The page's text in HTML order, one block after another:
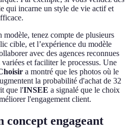
qui incarne un style de vie actif et
tenez compte de plusieurs
cible, et l’expérience du modèle
avec des agences reconnues
et faciliter le processus. Une
a montré que les photos où le
la probabilité d'achat de 32
que l'INSEE a signalé que le choix
l'engagement client.
concept engageant